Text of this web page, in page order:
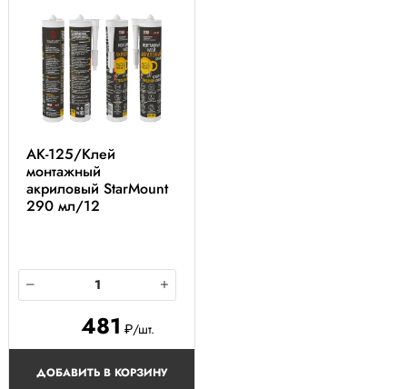
AK-125/Клей
монтажный
акриловый StarMount
290 мл/12
481 ₽/шт.
ДОБАВИТЬ В КОРЗИНУ